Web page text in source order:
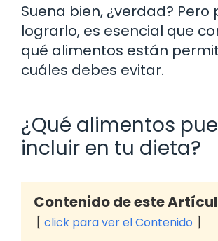
Suena bien, ¿verdad? Pero
lograrlo, es esencial que
qué alimentos están
cuáles debes evitar.
¿Qué alimentos
incluir en tu dieta?
Contenido de este
click para ver el Contenido